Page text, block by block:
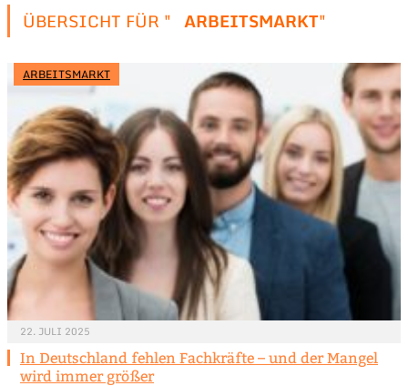
ÜBERSICHT FÜR " ARBEITSMARKT"
ARBEITSMARKT
22. JULI 2025
In Deutschland fehlen Fachkräfte – und der Mangel
wird immer größer